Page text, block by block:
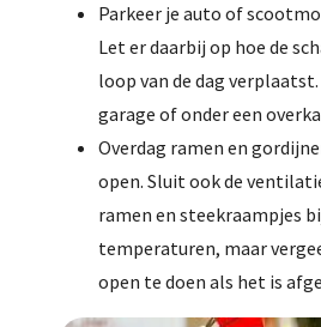
Parkeer je auto of
Let er daarbij op hoe de
loop van de dag
garage of onder een
Overdag ramen en
open. Sluit ook de
ramen en steekraampjes
temperaturen, maar
open te doen als het is